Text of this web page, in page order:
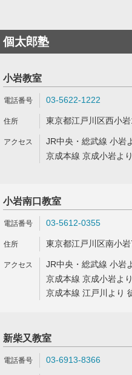
個太郎塾
小岩教室
03-5622-1222
東京都江戸川区西小
JR中央・総武線 小岩
京成本線 京成小岩よ
小岩南口教室
03-5612-0355
東京都江戸川区南小
JR中央・総武線 小岩
京成本線 京成小岩よ
京成本線 江戸川より
新柴又教室
03-6913-8366